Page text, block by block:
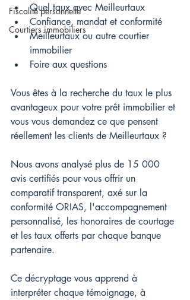
Fiscalité personnelle
Courtiers immobiliers
Quel taux avec Meilleurtaux
Confiance, mandat et conformité
Meilleurtaux ou autre courtier
immobilier
Foire aux questions
Vous êtes à la recherche du taux le plus
avantageux pour votre prêt immobilier et
vous vous demandez ce que pensent
réellement les clients de Meilleurtaux ?
Nous avons analysé plus de 15 000
avis certifiés pour vous offrir un
comparatif transparent, axé sur la
conformité ORIAS, l'accompagnement
personnalisé, les honoraires de courtage
et les taux offerts par chaque banque
partenaire.
Ce décryptage vous apprend à
interpréter chaque témoignage, à